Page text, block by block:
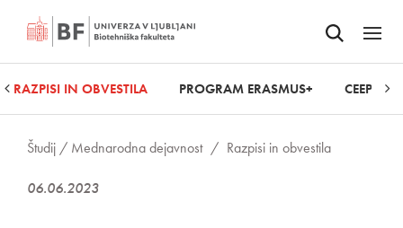
Odpri iskalnik
Odpri
RAZPISI IN OBVESTILA PROGRAM ERASMUS+ CEEPUS
Študij / Mednarodna dejavnost / Razpisi in obvestila
06.06.2023